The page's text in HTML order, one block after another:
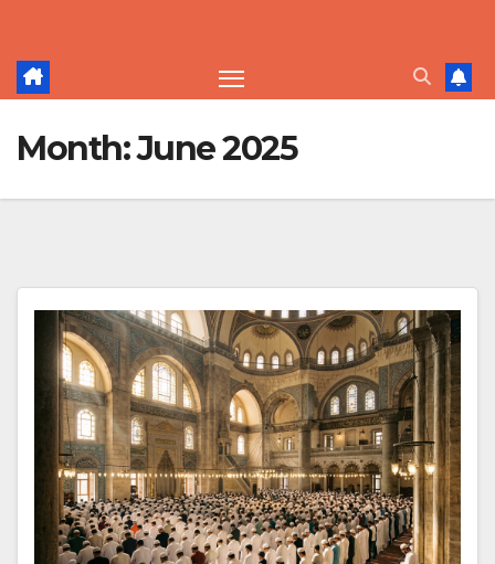
content
Month:June 2025